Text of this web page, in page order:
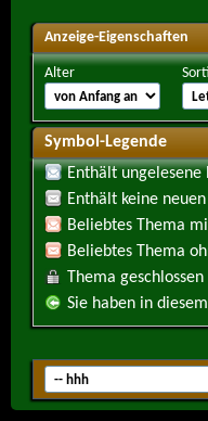
Anzeige-Eigenschaften
Alter
Symbol-Legende
Enthält ungelesene
Enthält keine
Beliebtes Thema
Beliebtes Thema
Thema geschlossen
Sie haben in